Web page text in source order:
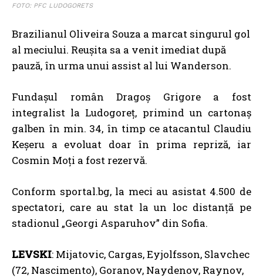
FOTO: PFC LUDOGORETS
Brazilianul Oliveira Souza a marcat singurul gol
al meciului. Reuşita sa a venit imediat după
pauză, în urma unui assist al lui Wanderson.
Fundaşul român Dragoş Grigore a fost
integralist la Ludogoreţ, primind un cartonaş
galben în min. 34, în timp ce atacantul Claudiu
Keşeru a evoluat doar în prima repriză, iar
Cosmin Moţi a fost rezervă.
Conform sportal.bg, la meci au asistat 4.500 de
spectatori, care au stat la un loc distanţă pe
stadionul „Georgi Asparuhov” din Sofia.
LEVSKI: Mijatovic, Cargas, Eyjolfsson, Slavchec
(72, Nascimento), Goranov, Naydenov, Raynov,